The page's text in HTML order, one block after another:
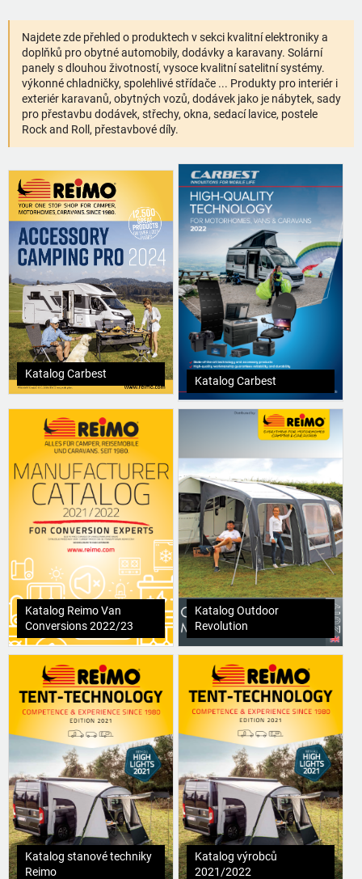
Najdete zde přehled o produktech v sekci kvalitní elektroniky a
doplňků pro obytné automobily, dodávky a karavany. Solární
panely s dlouhou životností, vysoce kvalitní satelitní systémy.
výkonné chladničky, spolehlivé střídače ... Produkty pro interiér i
exteriér karavanů, obytných vozů, dodávek jako je nábytek, sady
pro přestavbu dodávek, střechy, okna, sedací lavice, postele
Rock and Roll, přestavbové díly.
Katalog Carbest
Katalog Carbest
Katalog Reimo Van
Conversions 2022/23
Katalog Outdoor
Revolution
Katalog stanové techniky
Reimo
Katalog výrobců
2021/2022